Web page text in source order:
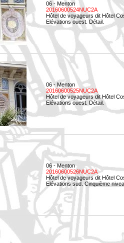
06 - Menton
20160600524NUC2A
Hôtel de voyageurs dit Hôtel
Elévations ouest. Détail.
06 - Menton
20160600525NUC2A
Hôtel de voyageurs dit Hôtel
Elévations ouest. Détail.
06 - Menton
20160600526NUC2A
Hôtel de voyageurs dit Hôtel
Elévations sud. Cinquième